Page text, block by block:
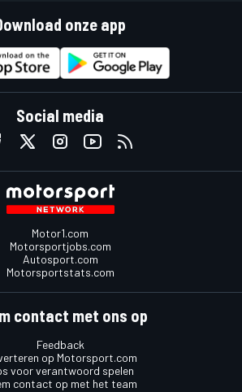
onze app
Social media
Motor1.com
Motorsportjobs.com
Autosport.com
Motorsportstats.com
contact met ons op
Feedback
op Motorsport.com
voor verantwoord spelen
contact op met het team